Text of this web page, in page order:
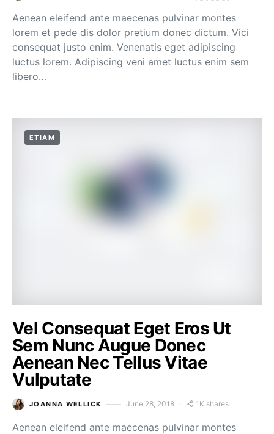
Aenean eleifend ante maecenas pulvinar montes
lorem et pede dis dolor pretium donec dictum. Vici
consequat justo enim. Venenatis eget adipiscing
luctus lorem. Adipiscing veni amet luctus enim sem
libero…
ETIAM
Vel Consequat Eget Eros Ut
Sem Nunc Augue Donec
Aenean Nec Tellus Vitae
Vulputate
JOANNA WELLICK June 28, 2018 1K shares
Aenean eleifend ante maecenas pulvinar montes